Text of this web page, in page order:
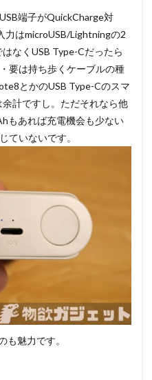
端子がQuickCharge対
力はmicroUSB/Lightningの2
なくUSB Type-Cだったら
要は持ち歩くケーブルの種
とかのUSB Type-Cのスマ
計ですし。ただそれなら他
もあれば充電機会も少ない
ていないです。
も魅力です。